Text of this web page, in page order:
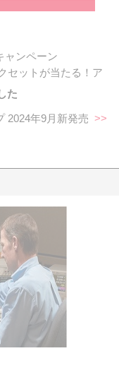
ャンペーン
セットが当たる！ア
た
2024年9月新発売 >>